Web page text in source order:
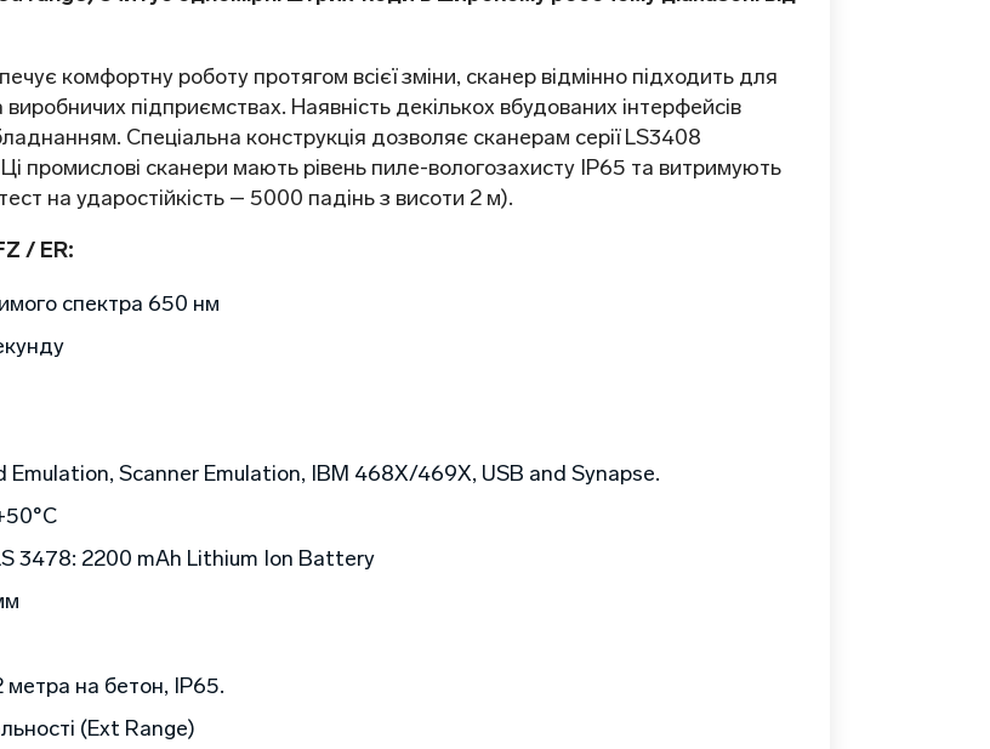
комфортну роботу протягом всієї зміни, сканер відмінно підходить для
підприємствах. Наявність декількох вбудованих інтерфейсів
Спеціальна конструкція дозволяє сканерам серії LS3408
промислові сканери мають рівень пиле-вологозахисту IP65 та витримують
на ударостійкість – 5000 падінь з висоти 2 м).
/ ER:
спектра 650 нм
Emulation, Scanner Emulation, IBM 468X/469X, USB and Synapse.
3478: 2200 mAh Lithium Ion Battery
метра на бетон, IP65.
(Ext Range)